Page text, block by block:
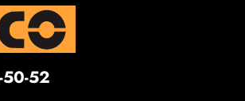
52